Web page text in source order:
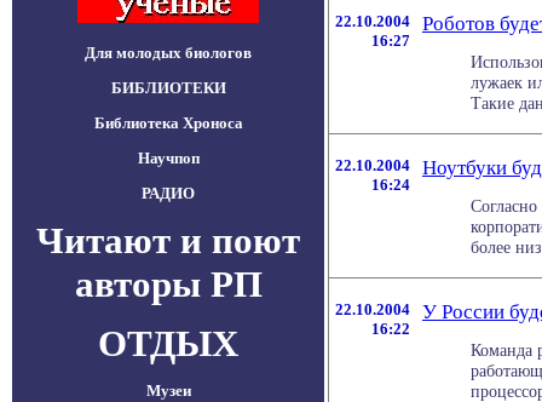
Для молодых биологов
БИБЛИОТЕКИ
Библиотека Хроноса
Научпоп
РАДИО
Читают и поют
авторы РП
ОТДЫХ
Музеи
22.10.2004
16:27
Роботов
лужаек
Такие
22.10.2004
16:24
Ноутбуки
более
22.10.2004
16:22
У России
Команда